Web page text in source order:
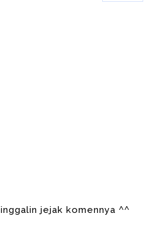
jejak komennya ^^